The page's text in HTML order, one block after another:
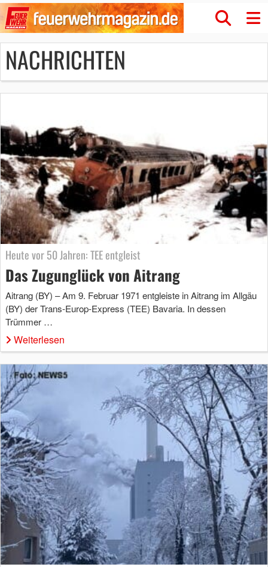
NACHRICHTEN
Heute vor 50 Jahren: TEE entgleist
Das Zugunglück von Aitrang
Aitrang (BY) – Am 9. Februar 1971 entgleiste in Aitrang im Allgäu
(BY) der Trans-Europ-Express (TEE) Bavaria. In dessen
Trümmer …
Weiterlesen